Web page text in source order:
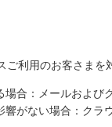
利用のお客さまを
合：メールおよび
がない場合：クラ